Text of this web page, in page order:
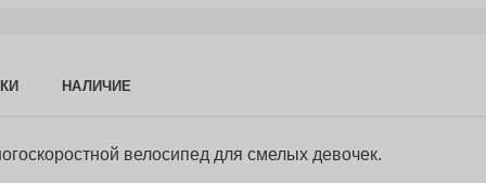
НАЛИЧИЕ
велосипед для смелых девочек.